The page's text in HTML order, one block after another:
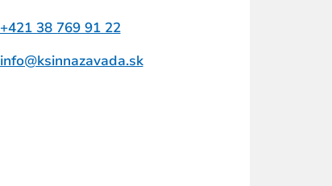
+421 38 769 91 22
info@ksinnazavada.sk